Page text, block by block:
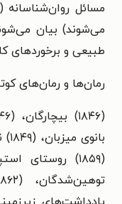
مسائل روان‌شناسانه
می‌شوند) بیان
طبیعی و برخوردهای
رمان‌ها و رمان‌های